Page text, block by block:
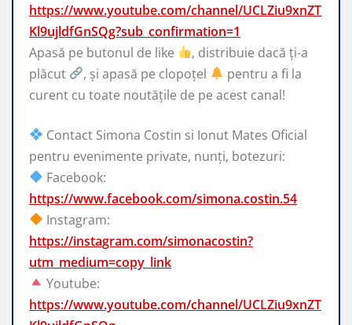
https://www.youtube.com/channel/UCLZiu9xnZT
Kl9ujldfGnSQg?sub_confirmation=1
Apasă pe butonul de like
, distribuie dacă ți-a
plăcut
, și apasă pe clopoțel
pentru a fi la
curent cu toate noutățile de pe acest canal!
Contact Simona Costin si Ionut Mates Oficial
pentru evenimente private, nunți, botezuri:
Facebook:
https://www.facebook.com/simona.costin.54
Instagram:
https://instagram.com/simonacostin?
utm_medium=copy_link
Youtube:
https://www.youtube.com/channel/UCLZiu9xnZT